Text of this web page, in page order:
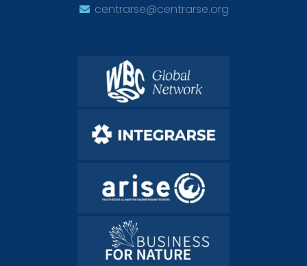
centrarse@centrarse.org